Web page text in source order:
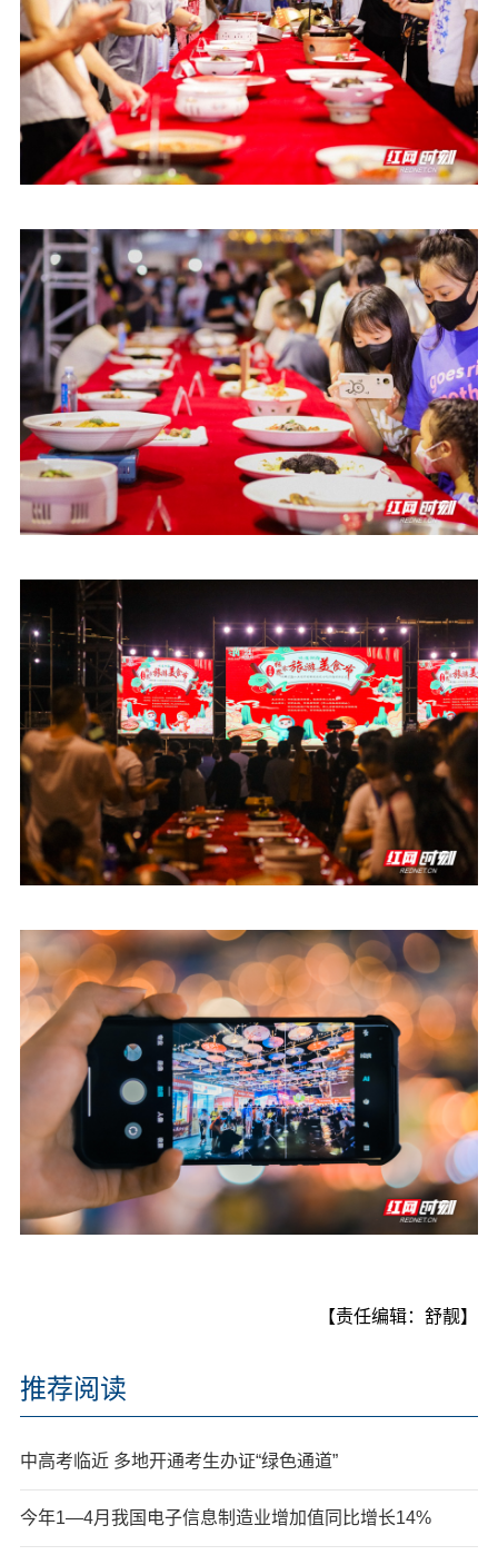
【责任编辑：舒靓】
推荐阅读
中高考临近 多地开通考生办证“绿色通道”
今年1—4月我国电子信息制造业增加值同比增长14%